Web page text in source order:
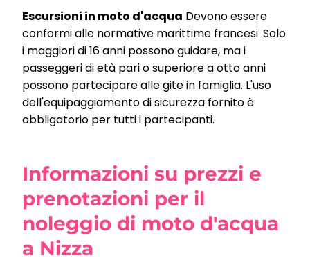
Escursioni in moto d'acqua Devono essere
conformi alle normative marittime francesi. Solo
i maggiori di 16 anni possono guidare, ma i
passeggeri di età pari o superiore a otto anni
possono partecipare alle gite in famiglia. L'uso
dell'equipaggiamento di sicurezza fornito è
obbligatorio per tutti i partecipanti.
Informazioni su prezzi e
prenotazioni per il
noleggio di moto d'acqua
a Nizza